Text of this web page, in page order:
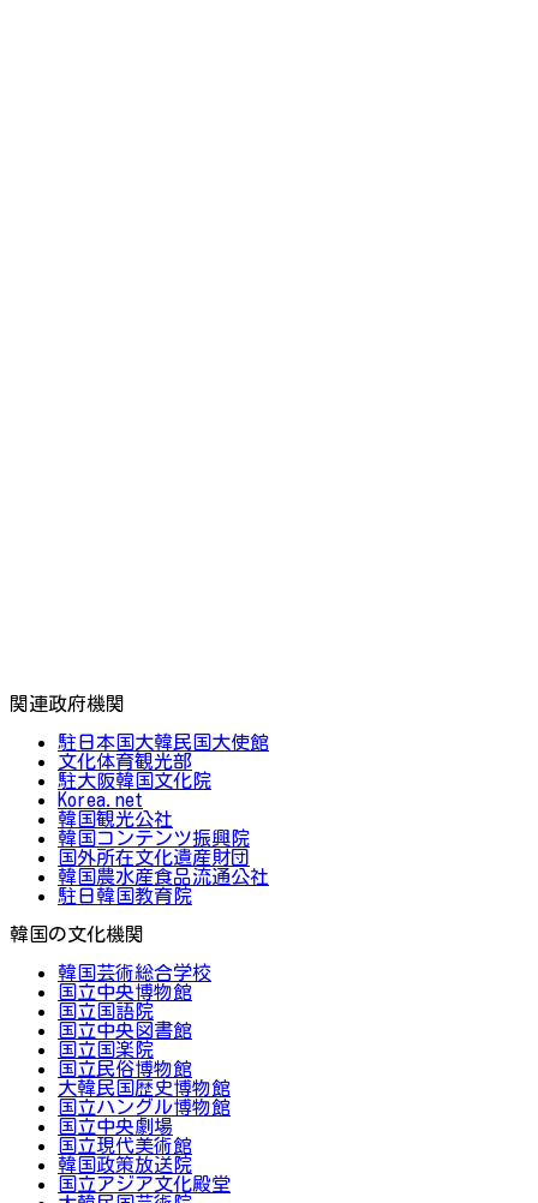
関連政府機関
駐日本国大韓民国大使館
文化体育観光部
駐大阪韓国文化院
Korea.net
韓国観光公社
韓国コンテンツ振興院
国外所在文化遺産財団
韓国農水産食品流通公社
駐日韓国教育院
韓国の文化機関
韓国芸術総合学校
国立中央博物館
国立国語院
国立中央図書館
国立国楽院
国立民俗博物館
大韓民国歴史博物館
国立ハングル博物館
国立中央劇場
国立現代美術館
韓国政策放送院
国立アジア文化殿堂